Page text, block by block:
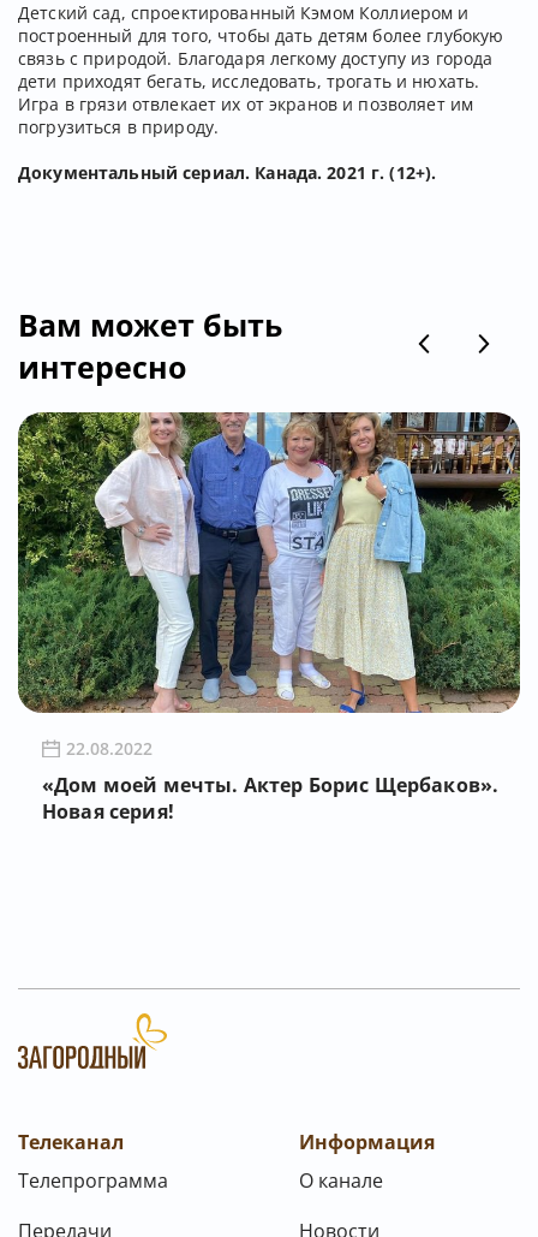
Детский сад, спроектированный Кэмом Коллиером и
построенный для того, чтобы дать детям более глубокую
связь с природой. Благодаря легкому доступу из города
дети приходят бегать, исследовать, трогать и нюхать.
Игра в грязи отвлекает их от экранов и позволяет им
погрузиться в природу.
Документальный сериал. Канада. 2021 г. (12+).
Вам может быть
интересно
22.08.2022
«Дом моей мечты. Актер Борис Щербаков».
Новая серия!
Телеканал
Телепрограмма
Передачи
Информация
О канале
Новости